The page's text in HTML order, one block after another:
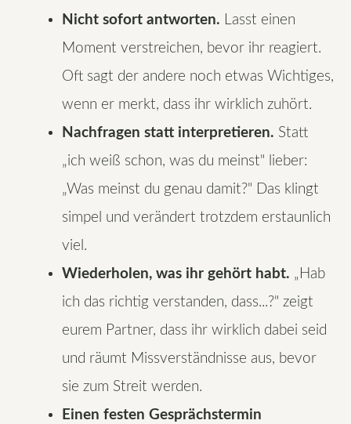
Nicht sofort antworten. Lasst einen
Moment verstreichen, bevor ihr reagiert.
Oft sagt der andere noch etwas Wichtiges,
wenn er merkt, dass ihr wirklich zuhört.
Nachfragen statt interpretieren. Statt
„ich weiß schon, was du meinst" lieber:
„Was meinst du genau damit?" Das klingt
simpel und verändert trotzdem erstaunlich
viel.
Wiederholen, was ihr gehört habt. „Hab
ich das richtig verstanden, dass...?" zeigt
eurem Partner, dass ihr wirklich dabei seid
und räumt Missverständnisse aus, bevor
sie zum Streit werden.
Einen festen Gesprächstermin